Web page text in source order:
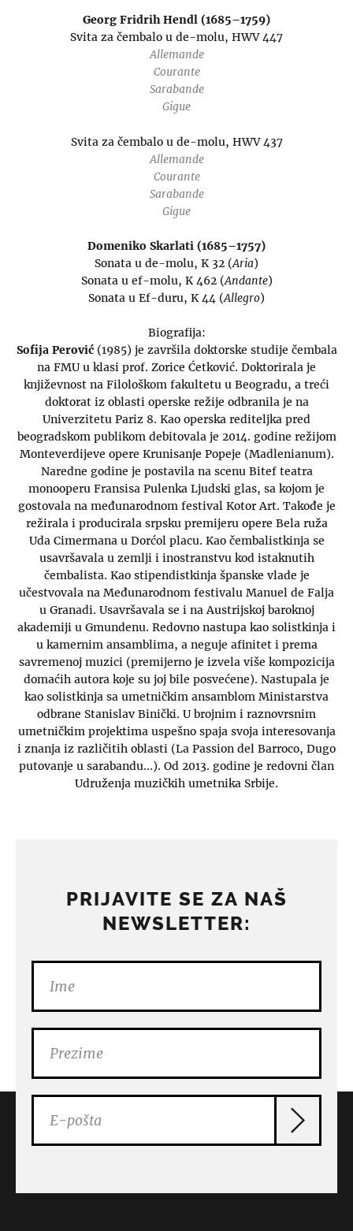
Georg Fridrih Hendl (1685–1759)
Svita za čembalo u de-molu, HWV 447
Allemande
Courante
Sarabande
Gigue
Svita za čembalo u de-molu, HWV 437
Allemande
Courante
Sarabande
Gigue
Domeniko Skarlati (1685–1757)
Sonata u de-molu, K 32 (Aria)
Sonata u ef-molu, K 462 (Andante)
Sonata u Ef-duru, K 44 (Allegro)
Biografija:
Sofija Perović(1985) je završila doktorske studije čembala
na FMU u klasi prof. Zorice Ćetković. Doktorirala je
književnost na Filološkom fakultetu u Beogradu, a treći
doktorat iz oblasti operske režije odbranila je na
Univerzitetu Pariz 8. Kao operska rediteljka pred
beogradskom publikom debitovala je 2014. godine režijom
Monteverdijeve opere Krunisanje Popeje (Madlenianum).
Naredne godine je postavila na scenu Bitef teatra
monooperu Fransisa Pulenka Ljudski glas, sa kojom je
gostovala na međunarodnom festival Kotor Art. Takođe je
režirala i producirala srpsku premijeru opere Bela ruža
Uda Cimermana u Dorćol placu. Kao čembalistkinja se
usavršavala u zemlji i inostranstvu kod istaknutih
čembalista. Kao stipendistkinja španske vlade je
učestvovala na Međunarodnom festivalu Manuel de Falja
u Granadi. Usavršavala se i na Austrijskoj baroknoj
akademiji u Gmundenu. Redovno nastupa kao solistkinja i
u kamernim ansamblima, a neguje afinitet i prema
savremenoj muzici (premijerno je izvela više kompozicija
domaćih autora koje su joj bile posvećene). Nastupala je
kao solistkinja sa umetničkim ansamblom Ministarstva
odbrane Stanislav Binički. U brojnim i raznovrsnim
umetničkim projektima uspešno spaja svoja interesovanja
i znanja iz različitih oblasti (La Passion del Barroco, Dugo
putovanje u sarabandu…). Od 2013. godine je redovni član
Udruženja muzičkih umetnika Srbije.
PRIJAVITE SE ZA NAŠ
NEWSLETTER: